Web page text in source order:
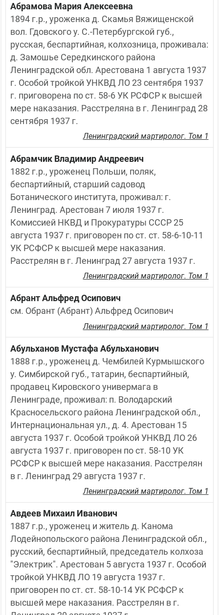
Абрамова Мария Алексеевна
1894 г.р., уроженка д. Скамья Вяжищенской
вол. Гдовского у. С.-Петербургской губ.,
русская, беспартийная, колхозница, проживала:
д. Замошье Середкинского района
Ленинградской обл. Арестована 1 августа 1937
г. Особой тройкой УНКВД ЛО 23 сентября 1937
г. приговорена по ст. 58-6 УК РСФСР к высшей
мере наказания. Расстреляна в г. Ленинград 28
сентября 1937 г.
Ленинградский мартиролог. Том 1
Абрамчик Владимир Андреевич
1882 г.р., уроженец Польши, поляк,
беспартийный, старший садовод
Ботанического института, проживал: г.
Ленинград. Арестован 7 июля 1937 г.
Комиссией НКВД и Прокуратуры СССР 25
августа 1937 г. приговорен по ст. ст. 58-6-10-11
УК РСФСР к высшей мере наказания.
Расстрелян в г. Ленинград 27 августа 1937 г.
Ленинградский мартиролог. Том 1
Абрант Альфред Осипович
см. Обрант (Абрант) Альфред Осипович
Ленинградский мартиролог. Том 1
Абульханов Мустафа Абульханович
1888 г.р., уроженец д. Чембилей Курмышского
у. Симбирской губ., татарин, беспартийный,
продавец Кировского универмага в
Ленинграде, проживал: п. Володарский
Красносельского района Ленинградской обл.,
Интернациональная ул., д. 4. Арестован 15
августа 1937 г. Особой тройкой УНКВД ЛО 26
августа 1937 г. приговорен по ст. 58-10 УК
РСФСР к высшей мере наказания. Расстрелян
в г. Ленинград 29 августа 1937 г.
Ленинградский мартиролог. Том 1
Авдеев Михаил Иванович
1887 г.р., уроженец и житель д. Канома
Лодейнопольского района Ленинградской обл.,
русский, беспартийный, председатель колхоза
"Электрик". Арестован 5 августа 1937 г. Особой
тройкой УНКВД ЛО 19 августа 1937 г.
приговорен по ст. ст. 58-10-14 УК РСФСР к
высшей мере наказания. Расстрелян в г.